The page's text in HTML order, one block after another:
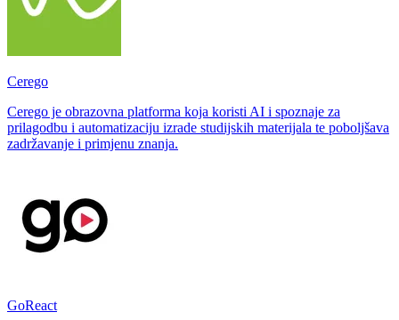
Cerego
Cerego je obrazovna platforma koja koristi AI i spoznaje za
prilagodbu i automatizaciju izrade studijskih materijala te poboljšava
zadržavanje i primjenu znanja.
GoReact